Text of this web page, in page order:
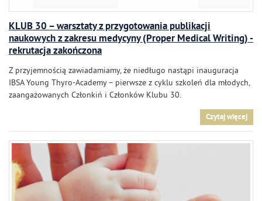
KLUB 30 – warsztaty z przygotowania publikacji
naukowych z zakresu medycyny (Proper Medical Writing) -
rekrutacja zakończona
Z przyjemnością zawiadamiamy, że niedługo nastąpi inauguracja
IBSA Young Thyro-Academy – pierwsze z cyklu szkoleń dla młodych,
zaangażowanych Członkiń i Członków Klubu 30.
Czytaj więcej